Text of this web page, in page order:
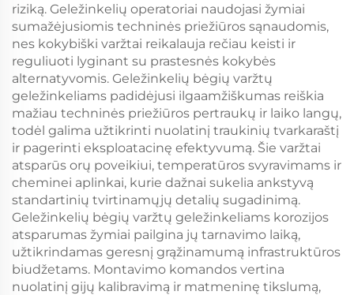
riziką. Geležinkelių operatoriai naudojasi žymiai
sumažėjusiomis techninės priežiūros sąnaudomis,
nes kokybiški varžtai reikalauja rečiau keisti ir
reguliuoti lyginant su prastesnės kokybės
alternatyvomis. Geležinkelių bėgių varžtų
geležinkeliams padidėjusi ilgaamžiškumas reiškia
mažiau techninės priežiūros pertraukų ir laiko langų,
todėl galima užtikrinti nuolatinį traukinių tvarkaraštį
ir pagerinti eksploatacinę efektyvumą. Šie varžtai
atsparūs orų poveikiui, temperatūros svyravimams ir
cheminei aplinkai, kurie dažnai sukelia ankstyvą
standartinių tvirtinamųjų detalių sugadinimą.
Geležinkelių bėgių varžtų geležinkeliams korozijos
atsparumas žymiai pailgina jų tarnavimo laiką,
užtikrindamas geresnį grąžinamumą infrastruktūros
biudžetams. Montavimo komandos vertina
nuolatinį gijų kalibravimą ir matmeninę tikslumą,